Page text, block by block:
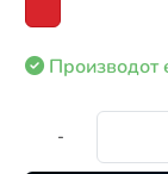
Производот
-